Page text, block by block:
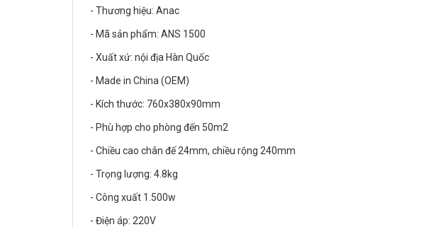
- Thương hiệu: Anac
- Mã sản phẩm: ANS 1500
- Xuất xứ: nội địa Hàn Quốc
- Made in China (OEM)
- Kích thước: 760x380x90mm
- Phù hợp cho phòng đến 50m2
- Chiều cao chân đế 24mm, chiều rộng 240mm
- Trọng lượng: 4.8kg
- Công xuất 1.500w
- Điện áp: 220V